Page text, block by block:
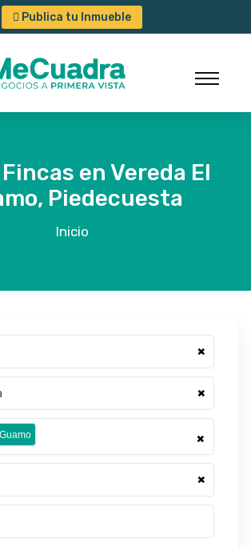
Publica tu Inmueble
en Vereda El
Piedecuesta
Inicio
×
×
×
×